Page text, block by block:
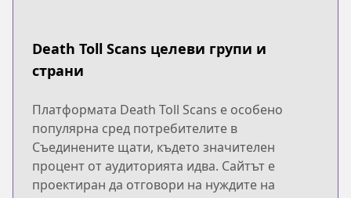
Death Toll Scans целеви групи и
страни
Платформата Death Toll Scans е особено
популярна сред потребителите в
Съединените щати, където значителен
процент от аудиторията идва. Сайтът е
проектиран да отговори на нуждите на